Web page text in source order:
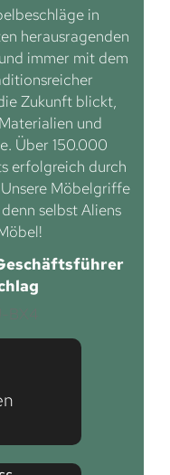
in
herausragenden
immer mit dem
Zukunft blickt,
und
Über 150.000
erfolgreich durch
Möbelgriffe
selbst Aliens